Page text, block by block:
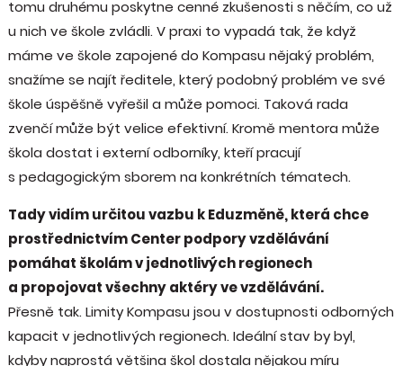
tomu druhému poskytne cenné zkušenosti s něčím, co už
u nich ve škole zvládli. V praxi to vypadá tak, že když
máme ve škole zapojené do Kompasu nějaký problém,
snažíme se najít ředitele, který podobný problém ve své
škole úspěšně vyřešil a může pomoci. Taková rada
zvenčí může být velice efektivní. Kromě mentora může
škola dostat i externí odborníky, kteří pracují
s pedagogickým sborem na konkrétních tématech.
Tady vidím určitou vazbu k Eduzměně, která chce
prostřednictvím Center podpory vzdělávání
pomáhat školám v jednotlivých regionech
a propojovat všechny aktéry ve vzdělávání.
Přesně tak. Limity Kompasu jsou v dostupnosti odborných
kapacit v jednotlivých regionech. Ideální stav by byl,
kdyby naprostá většina škol dostala nějakou míru